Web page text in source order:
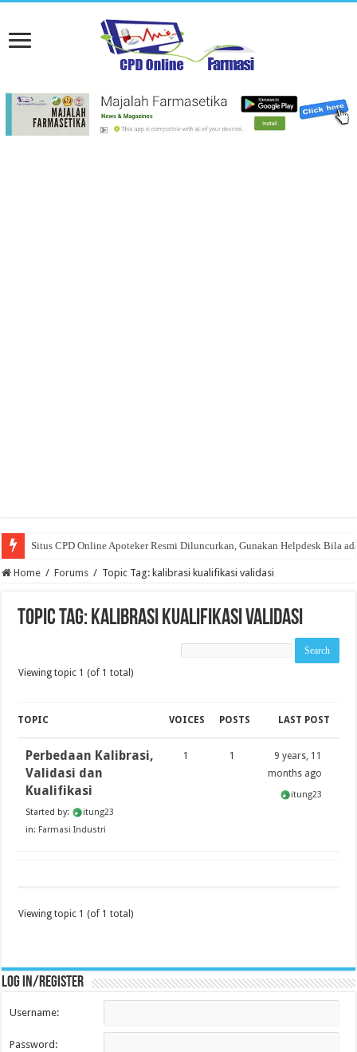
Situs CPD Online Apoteker Resmi Diluncurkan, Gunakan Helpdesk Bila
Home / Forums / Topic Tag: kalibrasi kualifikasi validasi
Topic Tag: kalibrasi kualifikasi validasi
Viewing topic 1 (of 1 total)
TOPIC VOICES POSTS LAST POST
Perbedaan Kalibrasi,
Validasi dan
Kualifikasi
Started by:
itung23
in: Farmasi Industri
1 1
9 years, 11
months ago
itung23
Viewing topic 1 (of 1 total)
Log in/register
Username:
Password: